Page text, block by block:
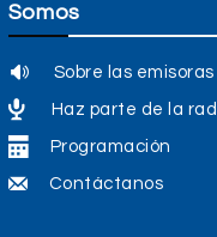
Somos
Sobre las emisoras
Haz parte de la
Programación
Contáctanos